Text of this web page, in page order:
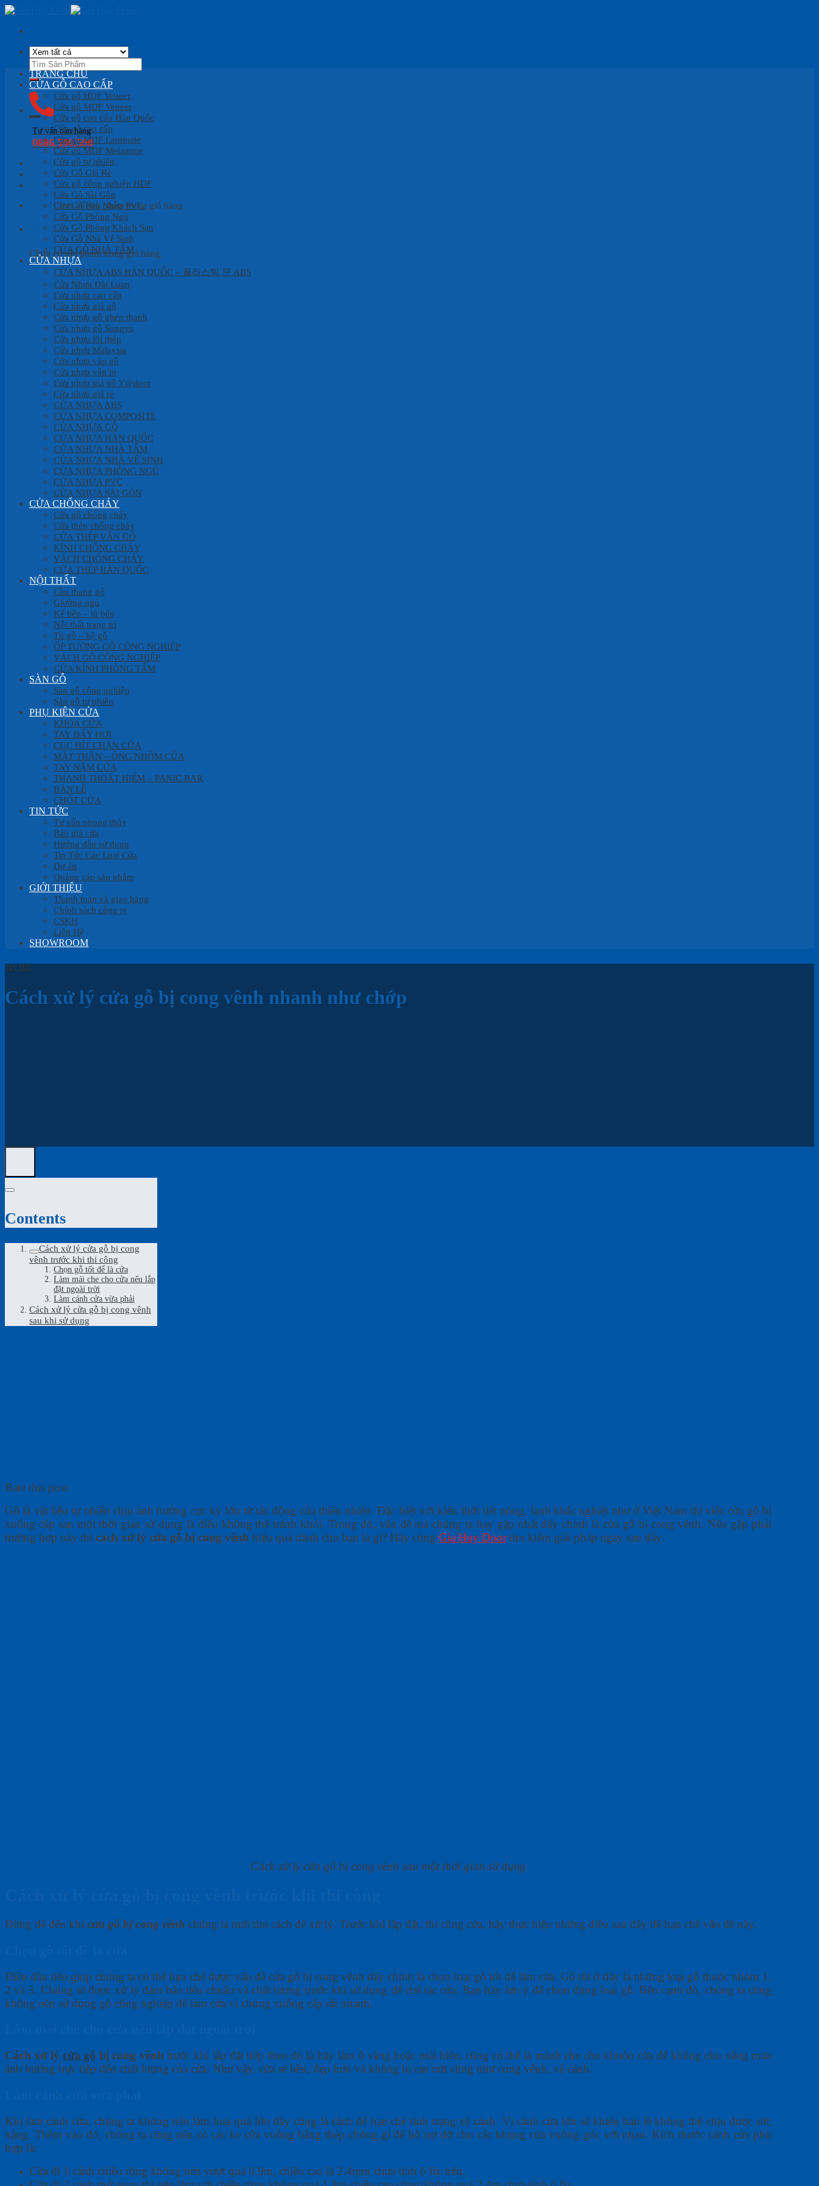
Skip
content
Tìm
kiếm:
Tư vấn bán hàng
0886.500.500
Chưa có sản phẩm trong giỏ hàng.
Giỏ hàng
Chưa có sản phẩm trong giỏ hàng.
TRANG CHỦ
CỬA GỖ CAO CẤP
Cửa gỗ HDF Veneer
Cửa gỗ MDF Veneer
Cửa gỗ cao cấp Hàn Quốc
Cửa gỗ cao cấp
Cửa gỗ MDF Laminate
Cửa gỗ MDF Melamine
Cửa gỗ tự nhiên
Cửa Gỗ Giá Rẻ
Cửa gỗ công nghiệp HDF
Cửa Gỗ Sài Gòn
Cửa Gỗ Phủ Nhựa PVC
Cửa Gỗ Phòng Ngủ
Cửa Gỗ Phòng Khách Sạn
Cửa Gỗ Nhà Vệ Sinh
CỬA GỖ NHÀ TẮM
CỬA NHỰA
CỬA NHỰA ABS HÀN QUỐC – 플라스틱 문 ABS
Cửa Nhựa Đài Loan
Cửa nhựa cao cấp
Cửa nhựa giả gỗ
Cửa nhựa gỗ ghép thanh
Cửa nhựa gỗ Sungyu
Cửa nhựa lõi thép
Cửa nhựa Malaysia
Cửa nhựa vân gỗ
Cửa nhựa vân in
Cửa nhựa giả gỗ Y@door
Cửa nhựa giá rẻ
CỬA NHỰA ABS
CỬA NHỰA COMPOSITE
CỬA NHỰA GỖ
CỬA NHỰA HÀN QUỐC
CỬA NHỰA NHÀ TẮM
CỬA NHỰA NHÀ VỆ SINH
CỬA NHỰA PHÒNG NGỦ
CỬA NHỰA PVC
CỬA NHỰA SÀI GÒN
CỬA CHỐNG CHÁY
Cửa gỗ chống cháy
Cửa thép chống cháy
CỬA THÉP VÂN GỖ
KÍNH CHỐNG CHÁY
VÁCH CHỐNG CHÁY
CỬA THÉP HÀN QUỐC
NỘI THẤT
Cầu thang gỗ
Giường ngủ
Kệ bếp – tủ bếp
Nội thất trang trí
Tủ gỗ – kệ gỗ
ỐP TƯỜNG GỖ CÔNG NGHIỆP
VÁCH GỖ CÔNG NGHIỆP
CỬA KÍNH PHÒNG TẮM
SÀN GỖ
Sàn gỗ công nghiệp
Sàn gỗ tự nhiên
PHỤ KIỆN CỬA
KHÓA CỬA
TAY ĐẨY HƠI
CỤC HÍT CHẶN CỬA
MẮT THẦN – ỐNG NHÒM CỬA
TAY NẮM CỬA
THANH THOÁT HIỂM – PANIC BAR
BẢN LỀ
CHỐT CỬA
TIN TỨC
Tư vấn phong thủy
Báo giá cửa
Hướng dẫn sử dụng
Tin Tức Các Loại Cửa
Dự án
Quảng cáo sản phẩm
GIỚI THIỆU
Thanh toán và giao hàng
Chính sách công ty
CSKH
Liên Hệ
SHOWROOM
TIN TỨC
Cách xử lý cửa gỗ bị cong vênh nhanh như chớp
Contents
Cách xử lý cửa gỗ bị cong
vênh trước khi thi công
Chọn gỗ tốt để là cửa
Làm mái che cho cửa nếu lắp
đặt ngoài trời
Làm cánh cửa vừa phải
Cách xử lý cửa gỗ bị cong vênh
sau khi sử dụng
Rate this post
Gỗ là vật liệu tự nhiên chịu ảnh hưởng cực kỳ lớn từ tác động của thiên nhiên. Đặc biệt với kiểu thời tiết nóng, lạnh khắc nghiệt như ở Việt Nam thì việc cửa gỗ bị
xuống cấp sau một thời gian sử dụng là điều không thể tránh khỏi. Trong đó, vấn đề mà chúng ta hay gặp nhất đấy chính là cửa gỗ bị cong vênh. Nếu gặp phải
trường hợp này thì cách xử lý cửa gỗ bị cong vênh hiệu quả dành cho bạn là gì? Hãy cùng Gia Huy Doortìm kiếm giải pháp ngay sau đây.
Cách xử lý cửa gỗ bị cong vênh sau một thời gian sử dụng
Đừng để đến khi cửa gỗ bị cong vênh chúng ta mới tìm cách để xử lý. Trước khi lắp đặt, thi công cửa, hãy thực hiện những điều sau đây để hạn chế vấn đề này.
Điều đầu tiên giúp chúng ta có thể hạn chế được vấn đề cửa gỗ bị cong vênh đấy chính là chọn loại gỗ tốt để làm cửa. Gỗ tốt ở đây là những loại gỗ thuộc nhóm 1,
2 và 3. Chúng sẽ được xử lý đảm bảo tiêu chuẩn và chất lượng trước khi sử dụng để chế tác cửa. Bạn hãy lưu ý để chọn đúng loại gỗ. Bên cạnh đó, chúng ta cũng
không nên sử dụng gỗ công nghiệp để làm cửa vì chúng xuống cấp rất nhanh.
Cách xử lýcửa gỗ bị cong vênh trước khi lắp đặt tiếp theo đó là hãy làm ô văng hoặc mái hiên, cũng có thể là mành che cho khuôn cửa để không cho nắng mưa
ảnh hưởng trực tiếp đến chất lượng của cửa. Như vậy, cửa sẽ bền, đẹp hơn và không bị rạn nứt cũng như cong vênh, xệ cánh.
Khi làm cánh cửa, chúng ta không nên làm loại quá lớn đây cũng là cách để hạn chế tình trạng xệ cánh. Vì cánh cửa lớn sẽ khiến bản lề không thể chịu được sức
nặng. Thêm vào đó, chúng ta cũng nên có các ke cửa vuông bằng thép chống gỉ để hỗ trợ đỡ cho các khung cửa vuông góc với nhau. Kích thước cánh cửa phù
hợp là:
Cửa đi 1 cánh chiều rộng không nên vượt quá 0.9m, chiều cao là 2.4mm chưa tính ô fix trên.